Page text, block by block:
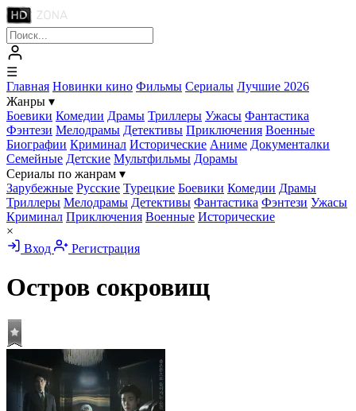
☰
Главная Новинки кино Фильмы Сериалы Лучшие 2026
Жанры ▾
Боевики Комедии Драмы Триллеры Ужасы Фантастика
Фэнтези Мелодрамы Детективы Приключения Военные
Биографии Криминал Исторические Аниме Документалки
Семейные Детские Мультфильмы Дорамы
Сериалы по жанрам ▾
Зарубежные Русские Турецкие Боевики Комедии Драмы
Триллеры Мелодрамы Детективы Фантастика Фэнтези Ужасы
Криминал Приключения Военные Исторические
×
Вход
Регистрация
Остров сокровищ